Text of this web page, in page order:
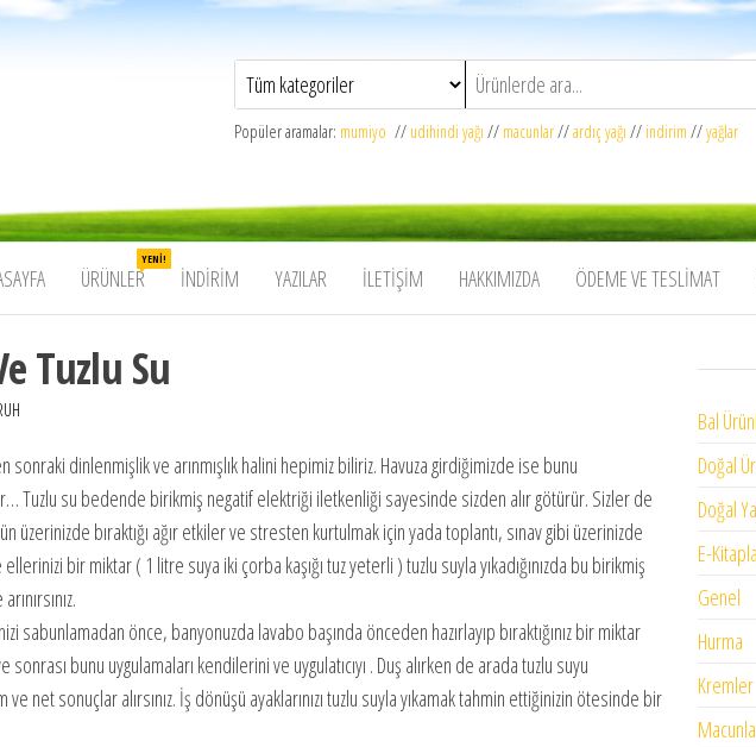
Popüler aramalar: mumiyo // udihindi yağı // macunlar//ardıç yağı // indirim //yağlar
ÜRÜNLER
YENI!
İNDIRIM YAZILAR İLETIŞIM HAKKIMIZDA ÖDEME VE TESLIMAT
Tuzlu Su
sonraki dinlenmişlik ve arınmışlık halini hepimiz biliriz. Havuza girdiğimizde ise bunu
Tuzlu su bedende birikmiş negatif elektriği iletkenliği sayesinde sizden alır götürür. Sizler de
üzerinizde bıraktığı ağır etkiler ve stresten kurtulmak için yada toplantı, sınav gibi üzerinizde
bir miktar ( 1 litre suya iki çorba kaşığı tuz yeterli ) tuzlu suyla yıkadığınızda bu birikmiş
sabunlamadan önce, banyonuzda lavabo başında önceden hazırlayıp bıraktığınız bir miktar
sonrası bunu uygulamaları kendilerini ve uygulatıcıyı . Duş alırken de arada tuzlu suyu
ve net sonuçlar alırsınız. İş dönüşü ayaklarınızı tuzlu suyla yıkamak tahmin ettiğinizin ötesinde bir
Bal
Doğal
Doğal
E-
Genel
Hurma
Kremler